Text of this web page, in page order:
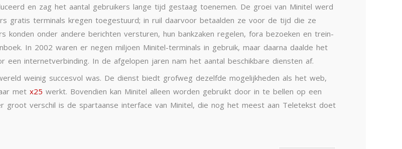
en zag het aantal gebruikers lange tijd gestaag toenemen. De groei van Minitel werd
gratis terminals kregen toegestuurd; in ruil daarvoor betaalden ze voor de tijd die ze
konden onder andere berichten versturen, hun bankzaken regelen, fora bezoeken en trein-
In 2002 waren er negen miljoen Minitel-terminals in gebruik, maar daarna daalde het
een internetverbinding. In de afgelopen jaren nam het aantal beschikbare diensten af.
weinig succesvol was. De dienst biedt grofweg dezelfde mogelijkheden als het web,
met x25 werkt. Bovendien kan Minitel alleen worden gebruikt door in te bellen op een
groot verschil is de spartaanse interface van Minitel, die nog het meest aan Teletekst doet